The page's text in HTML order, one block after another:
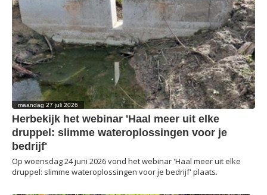
maandag 27 juli 2026
Herbekijk het webinar 'Haal meer uit elke
druppel: slimme wateroplossingen voor je
bedrijf'
Op woensdag 24 juni 2026 vond het webinar 'Haal meer uit elke
druppel: slimme wateroplossingen voor je bedrijf' plaats.